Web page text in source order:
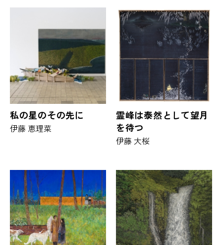
私の星のその先に
伊藤 恵理菜
霊峰は泰然として望月
を待つ
伊藤 大桜